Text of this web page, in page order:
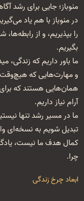
منوباز؛ جایی برای رشد
در منوباز با هم یاد
را بپذیریم، و از
بگیریم.
ما باور داریم که زندگی،
و مهارت‌هایی که هیچ‌وقت
همان‌هایی هستند که
آرام نیاز داریم.
ما در مسیر رشد تنها
تبدیل شویم به نسخه‌ای
کمال هدف ما نیست،
چرا.
ابعاد چرخ زندگی